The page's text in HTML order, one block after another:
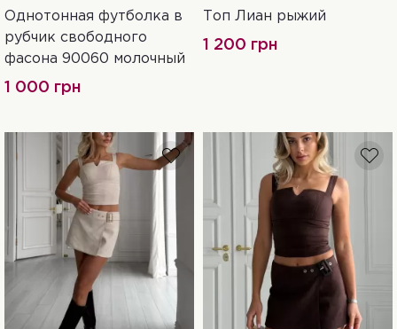
One Size
Однотонная футболка в
рубчик свободного
фасона 90060 молочный
1 000 грн
S M L
Топ Лиан рыжий
1 200 грн